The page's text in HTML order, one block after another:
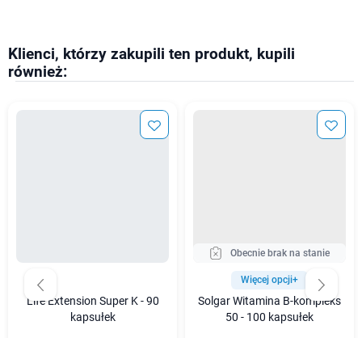
Klienci, którzy zakupili ten produkt, kupili
również:
Life Extension Super K - 90
kapsułek
Obecnie brak na stanie
Więcej opcji+
Solgar Witamina B-kompleks
50 - 100 kapsułek